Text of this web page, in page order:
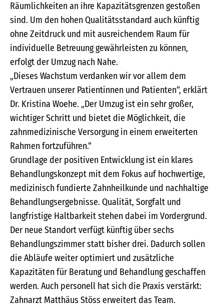
Räumlichkeiten an ihre Kapazitätsgrenzen gestoßen
sind. Um den hohen Qualitätsstandard auch künftig
ohne Zeitdruck und mit ausreichendem Raum für
individuelle Betreuung gewährleisten zu können,
erfolgt der Umzug nach Nahe.
„Dieses Wachstum verdanken wir vor allem dem
Vertrauen unserer Patientinnen und Patienten“, erklärt
Dr. Kristina Woehe. „Der Umzug ist ein sehr großer,
wichtiger Schritt und bietet die Möglichkeit, die
zahnmedizinische Versorgung in einem erweiterten
Rahmen fortzuführen.“
Grundlage der positiven Entwicklung ist ein klares
Behandlungskonzept mit dem Fokus auf hochwertige,
medizinisch fundierte Zahnheilkunde und nachhaltige
Behandlungsergebnisse. Qualität, Sorgfalt und
langfristige Haltbarkeit stehen dabei im Vordergrund.
Der neue Standort verfügt künftig über sechs
Behandlungszimmer statt bisher drei. Dadurch sollen
die Abläufe weiter optimiert und zusätzliche
Kapazitäten für Beratung und Behandlung geschaffen
werden. Auch personell hat sich die Praxis verstärkt:
Zahnarzt Matthäus Stöss erweitert das Team.